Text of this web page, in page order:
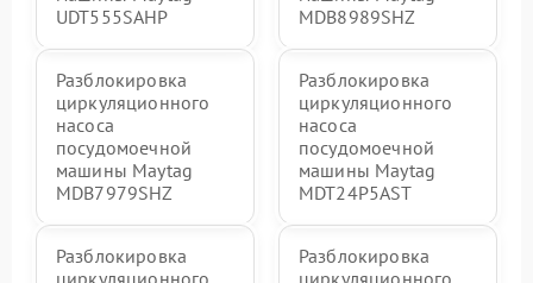
UDT555SAHP
MDB8989SHZ
Разблокировка
циркуляционного
насоса
посудомоечной
машины Maytag
MDB7979SHZ
Разблокировка
циркуляционного
насоса
посудомоечной
машины Maytag
MDT24P5AST
Разблокировка
циркуляционного
Разблокировка
циркуляционного